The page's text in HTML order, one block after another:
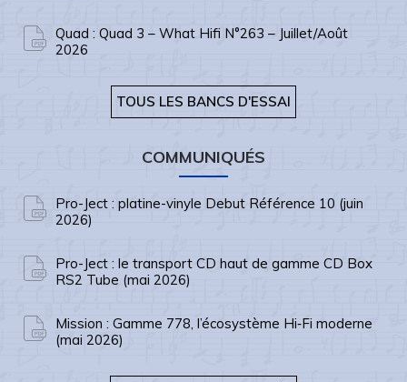
Quad : Quad 3 – What Hifi N°263 – Juillet/Août
2026
TOUS LES BANCS D'ESSAI
COMMUNIQUÉS
Pro-Ject : platine-vinyle Debut Référence 10 (juin
2026)
Pro-Ject : le transport CD haut de gamme CD Box
RS2 Tube (mai 2026)
Mission : Gamme 778, l’écosystème Hi‑Fi moderne
(mai 2026)